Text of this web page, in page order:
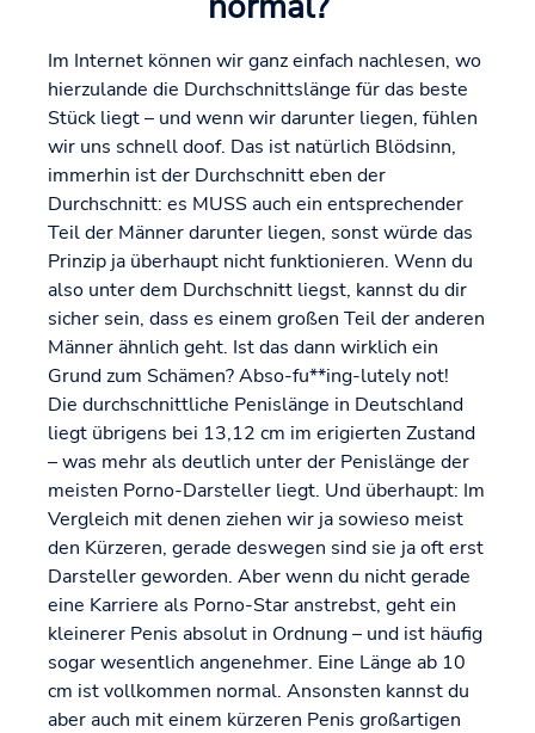
Im Internet können wir ganz einfach nachlesen, wo
hierzulande die Durchschnittslänge für das beste
Stück liegt – und wenn wir darunter liegen, fühlen
wir uns schnell doof. Das ist natürlich Blödsinn,
immerhin ist der Durchschnitt eben der
Durchschnitt: es MUSS auch ein entsprechender
Teil der Männer darunter liegen, sonst würde das
Prinzip ja überhaupt nicht funktionieren. Wenn du
also unter dem Durchschnitt liegst, kannst du dir
sicher sein, dass es einem großen Teil der anderen
Männer ähnlich geht. Ist das dann wirklich ein
Grund zum Schämen? Abso-fu**ing-lutely not!
Die durchschnittliche Penislänge in Deutschland
liegt übrigens bei 13,12 cm im erigierten Zustand
– was mehr als deutlich unter der Penislänge der
meisten Porno-Darsteller liegt. Und überhaupt: Im
Vergleich mit denen ziehen wir ja sowieso meist
den Kürzeren, gerade deswegen sind sie ja oft erst
Darsteller geworden. Aber wenn du nicht gerade
eine Karriere als Porno-Star anstrebst, geht ein
kleinerer Penis absolut in Ordnung – und ist häufig
sogar wesentlich angenehmer. Eine Länge ab 10
cm ist vollkommen normal. Ansonsten kannst du
aber auch mit einem kürzeren Penis großartigen